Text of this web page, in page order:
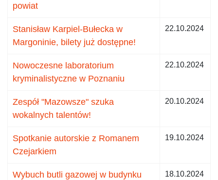
powiat
Stanisław Karpiel-Bułecka w
Margoninie, bilety już dostępne!
22.10.2024
Nowoczesne laboratorium
kryminalistyczne w Poznaniu
22.10.2024
Zespół "Mazowsze" szuka
wokalnych talentów!
20.10.2024
Spotkanie autorskie z Romanem
Czejarkiem
19.10.2024
Wybuch butli gazowej w budynku
18.10.2024